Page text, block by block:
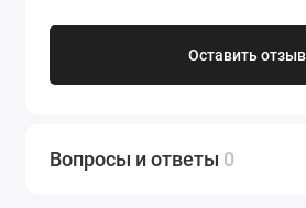
Оставить отзыв
Вопросы и ответы 0